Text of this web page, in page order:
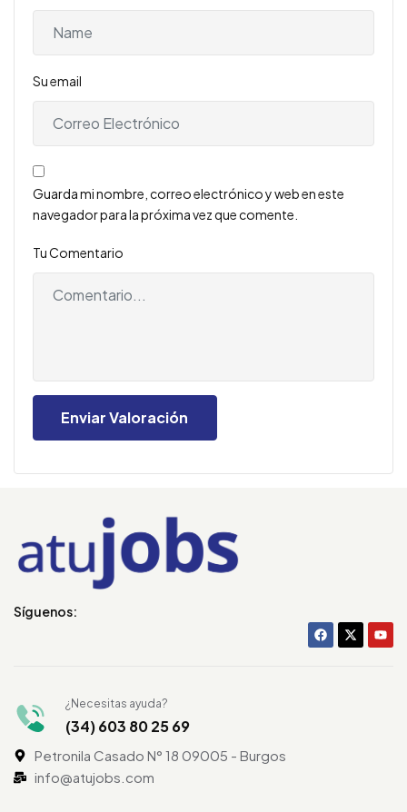
Su email
Guarda mi nombre, correo electrónico y web en este
navegador para la próxima vez que comente.
Tu Comentario
Síguenos:
¿Necesitas ayuda?
(34) 603 80 25 69
Petronila Casado N° 18 09005 - Burgos
info@atujobs.com